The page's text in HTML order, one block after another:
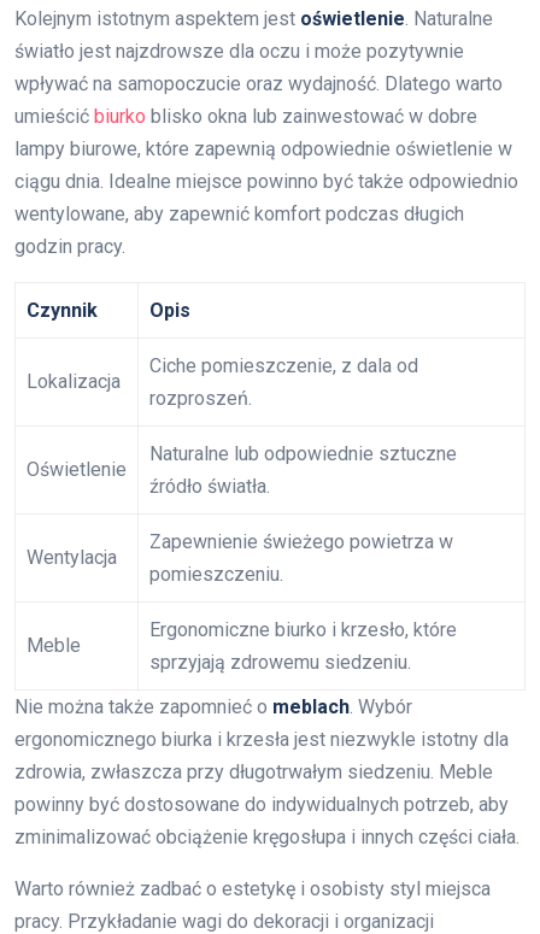
Kolejnym istotnym aspektem jest oświetlenie . Naturalne
światło jest najzdrowsze dla oczu i może pozytywnie
wpływać na samopoczucie oraz wydajność. Dlatego warto
umieścić biurko blisko okna lub zainwestować w dobre
lampy biurowe, które zapewnią odpowiednie oświetlenie w
ciągu dnia. Idealne miejsce powinno być także odpowiednio
wentylowane, aby zapewnić komfort podczas długich
godzin pracy.
Czynnik Opis
Lokalizacja
Ciche pomieszczenie, z dala od
rozproszeń.
Oświetlenie
Naturalne lub odpowiednie sztuczne
źródło światła.
Wentylacja
Zapewnienie świeżego powietrza w
pomieszczeniu.
Meble
Ergonomiczne biurko i krzesło, które
sprzyjają zdrowemu siedzeniu.
Nie można także zapomnieć o meblach . Wybór
ergonomicznego biurka i krzesła jest niezwykle istotny dla
zdrowia, zwłaszcza przy długotrwałym siedzeniu. Meble
powinny być dostosowane do indywidualnych potrzeb, aby
zminimalizować obciążenie kręgosłupa i innych części ciała.
Warto również zadbać o estetykę i osobisty styl miejsca
pracy. Przykładanie wagi do dekoracji i organizacji